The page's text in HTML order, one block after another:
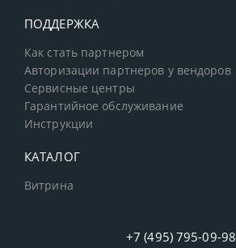
ПОДДЕРЖКА
Как стать партнером
Авторизации партнеров у вендоров
Сервисные центры
Гарантийное обслуживание
Инструкции
КАТАЛОГ
Витрина
+7 (495) 795-09-98